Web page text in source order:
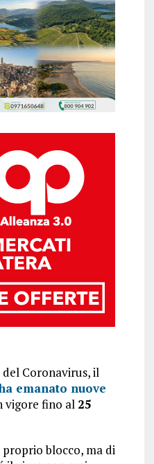
Coronavirus, il
emanato nuove
vigore fino al 25
blocco, ma di